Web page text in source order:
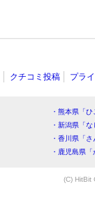
クチコミ投稿 プラ
・熊本県「
・新潟県「
・香川県「
・鹿児島県
(C) HitBit